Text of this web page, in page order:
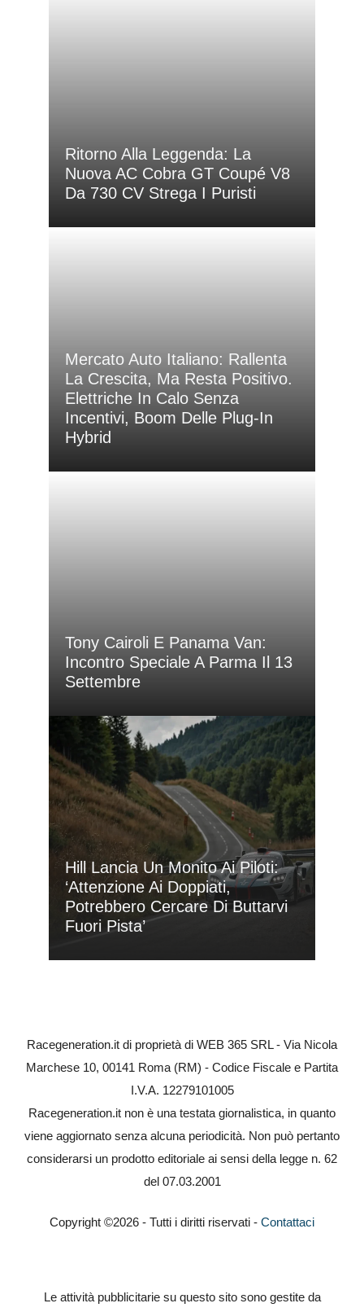
Ritorno Alla Leggenda: La
Nuova AC Cobra GT Coupé V8
Da 730 CV Strega I Puristi
Mercato Auto Italiano: Rallenta
La Crescita, Ma Resta Positivo.
Elettriche In Calo Senza
Incentivi, Boom Delle Plug-In
Hybrid
Tony Cairoli E Panama Van:
Incontro Speciale A Parma Il 13
Settembre
Hill Lancia Un Monito Ai Piloti:
‘Attenzione Ai Doppiati,
Potrebbero Cercare Di Buttarvi
Fuori Pista’
Racegeneration.it di proprietà di WEB 365 SRL - Via Nicola
Marchese 10, 00141 Roma (RM) - Codice Fiscale e Partita
I.V.A. 12279101005
Racegeneration.it non è una testata giornalistica, in quanto
viene aggiornato senza alcuna periodicità. Non può pertanto
considerarsi un prodotto editoriale ai sensi della legge n. 62
del 07.03.2001
Copyright ©2026 - Tutti i diritti riservati - Contattaci
Le attività pubblicitarie su questo sito sono gestite da